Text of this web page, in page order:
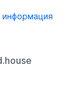
информация